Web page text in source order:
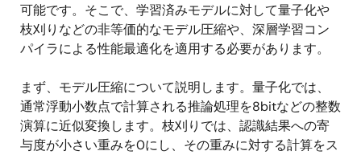
可能です。そこで、学習済みモデルに対して量子化や
枝刈りなどの非等価的なモデル圧縮や、深層学習コン
パイラによる性能最適化を適用する必要があります。
まず、モデル圧縮について説明します。量子化では、
通常浮動小数点で計算される推論処理を8bitなどの整数
演算に近似変換します。枝刈りでは、認識結果への寄
与度が小さい重みを0にし、その重みに対する計算をス